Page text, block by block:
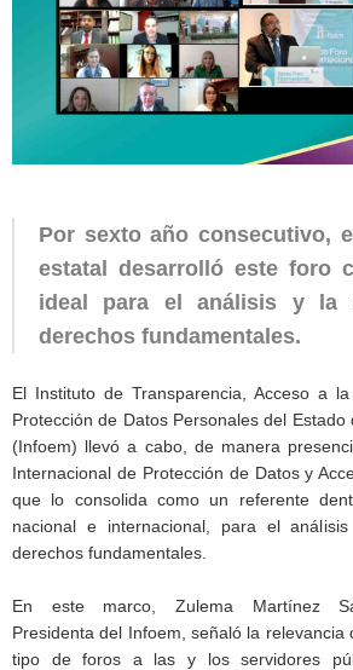
Por sexto año consecutivo,
estatal desarrolló este foro
ideal para el análisis y la
derechos fundamentales.
El Instituto de Transparencia, Acceso a
Protección de Datos Personales del
(Infoem) llevó a cabo, de manera
Internacional de Protección de Datos y
que lo consolida como un referente
nacional e internacional, para el
derechos fundamentales.
En este marco, Zulema Martínez
Presidenta del Infoem, señaló la
tipo de foros a las y los servidores